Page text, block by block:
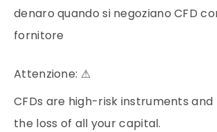
denaro quando si negoziano CFD
fornitore
Attenzione: ⚠
CFDs are high-risk instruments
the loss of all your capital.